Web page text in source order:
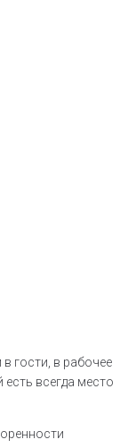
гости, в рабочее
всегда место